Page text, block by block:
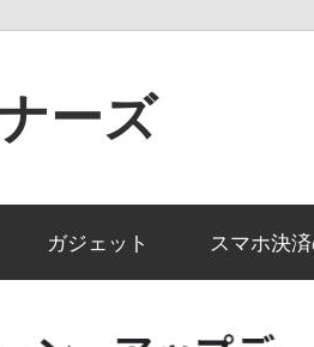
ーズ
ガジェット スマホ決